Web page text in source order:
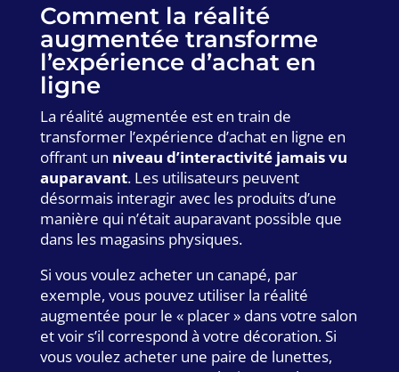
Comment la réalité
augmentée transforme
l’expérience d’achat en
ligne
La réalité augmentée est en train de
transformer l’expérience d’achat en ligne en
offrant un niveau d’interactivité jamais vu
auparavant. Les utilisateurs peuvent
désormais interagir avec les produits d’une
manière qui n’était auparavant possible que
dans les magasins physiques.
Si vous voulez acheter un canapé, par
exemple, vous pouvez utiliser la réalité
augmentée pour le « placer » dans votre salon
et voir s’il correspond à votre décoration. Si
vous voulez acheter une paire de lunettes,